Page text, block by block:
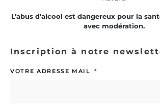
L’abus d’alcool est dangereux pour la
avec modération.
Inscription à notre
VOTRE ADRESSE MAIL